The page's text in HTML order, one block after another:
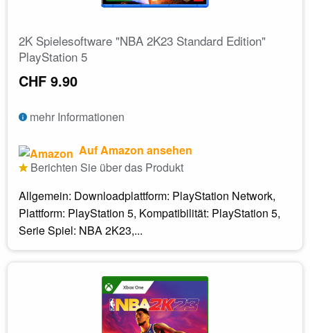
2K Spielesoftware "NBA 2K23 Standard Edition"
PlayStation 5
CHF 9.90
mehr Informationen
Auf Amazon ansehen
Berichten Sie über das Produkt
Allgemein: Downloadplattform: PlayStation Network,
Plattform: PlayStation 5, Kompatibilität: PlayStation 5,
Serie Spiel: NBA 2K23,...